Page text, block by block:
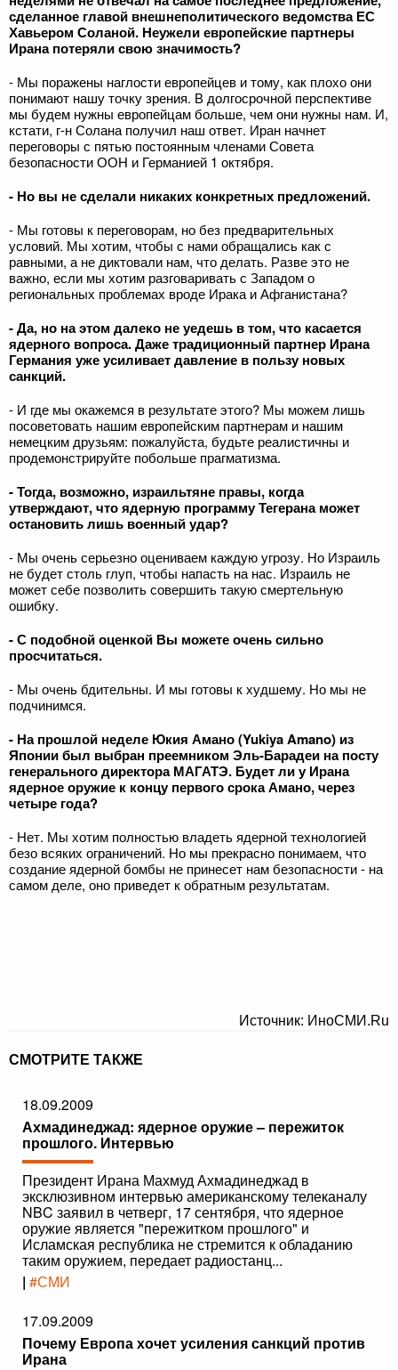
сделанное главой внешнеполитического ведомства ЕС
Хавьером Соланой. Неужели европейские партнеры
Ирана потеряли свою значимость?
- Мы поражены наглости европейцев и тому, как плохо они
понимают нашу точку зрения. В долгосрочной перспективе
мы будем нужны европейцам больше, чем они нужны нам. И,
кстати, г-н Солана получил наш ответ. Иран начнет
переговоры с пятью постоянным членами Совета
безопасности ООН и Германией 1 октября.
- Но вы не сделали никаких конкретных предложений.
- Мы готовы к переговорам, но без предварительных
условий. Мы хотим, чтобы с нами обращались как с
равными, а не диктовали нам, что делать. Разве это не
важно, если мы хотим разговаривать с Западом о
региональных проблемах вроде Ирака и Афганистана?
- Да, но на этом далеко не уедешь в том, что касается
ядерного вопроса. Даже традиционный партнер Ирана
Германия уже усиливает давление в пользу новых
санкций.
- И где мы окажемся в результате этого? Мы можем лишь
посоветовать нашим европейским партнерам и нашим
немецким друзьям: пожалуйста, будьте реалистичны и
продемонстрируйте побольше прагматизма.
- Тогда, возможно, израильтяне правы, когда
утверждают, что ядерную программу Тегерана может
остановить лишь военный удар?
- Мы очень серьезно оцениваем каждую угрозу. Но Израиль
не будет столь глуп, чтобы напасть на нас. Израиль не
может себе позволить совершить такую смертельную
ошибку.
- С подобной оценкой Вы можете очень сильно
просчитаться.
- Мы очень бдительны. И мы готовы к худшему. Но мы не
подчинимся.
- На прошлой неделе Юкия Амано (Yukiya Amano) из
Японии был выбран преемником Эль-Барадеи на посту
генерального директора МАГАТЭ. Будет ли у Ирана
ядерное оружие к концу первого срока Амано, через
четыре года?
- Нет. Мы хотим полностью владеть ядерной технологией
безо всяких ограничений. Но мы прекрасно понимаем, что
создание ядерной бомбы не принесет нам безопасности - на
самом деле, оно приведет к обратным результатам.
Источник: ИноСМИ.Ru
СМОТРИТЕ ТАКЖЕ
18.09.2009
Ахмадинеджад: ядерное оружие – пережиток
прошлого. Интервью
Президент Ирана Махмуд Ахмадинеджад в
эксклюзивном интервью американскому телеканалу
NBC заявил в четверг, 17 сентября, что ядерное
оружие является "пережитком прошлого" и
Исламская республика не стремится к обладанию
таким оружием, передает радиостанц...
| #СМИ
17.09.2009
Почему Европа хочет усиления санкций против
Ирана